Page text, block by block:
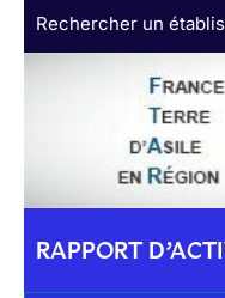
Rechercher un
RAPPORT